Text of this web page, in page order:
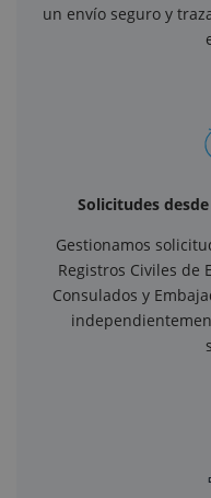
un envío seguro y
Solicitudes
Gestionamos
Registros Civiles de
Consulados y